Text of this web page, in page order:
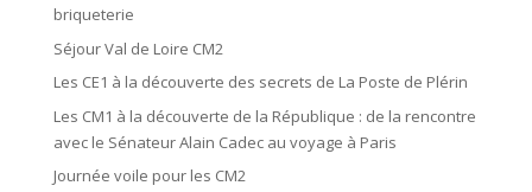
briqueterie
Séjour Val de Loire CM2
Les CE1 à la découverte des secrets de La Poste de Plérin
Les CM1 à la découverte de la République : de la rencontre
avec le Sénateur Alain Cadec au voyage à Paris
Journée voile pour les CM2